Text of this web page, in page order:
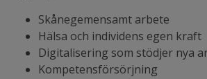
Skånegemensamt arbete
Hälsa och individens egen kraft
Digitalisering som stödjer nya
Kompetensförsörjning